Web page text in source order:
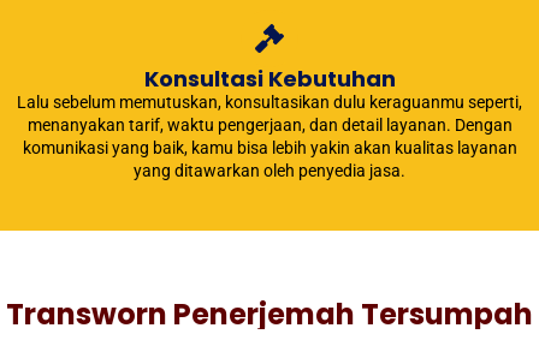
Konsultasi Kebutuhan
Lalu sebelum memutuskan, konsultasikan dulu keraguanmu seperti,
menanyakan tarif, waktu pengerjaan, dan detail layanan. Dengan
komunikasi yang baik, kamu bisa lebih yakin akan kualitas layanan
yang ditawarkan oleh penyedia jasa.
Transworn Penerjemah Tersumpah